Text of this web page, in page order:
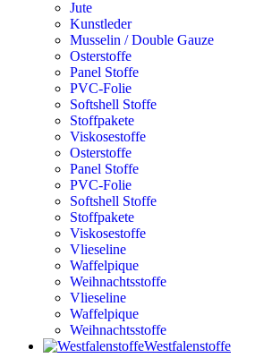
Jute
Kunstleder
Musselin / Double Gauze
Osterstoffe
Panel Stoffe
PVC-Folie
Softshell Stoffe
Stoffpakete
Viskosestoffe
Osterstoffe
Panel Stoffe
PVC-Folie
Softshell Stoffe
Stoffpakete
Viskosestoffe
Vlieseline
Waffelpique
Weihnachtsstoffe
Vlieseline
Waffelpique
Weihnachtsstoffe
Westfalenstoffe